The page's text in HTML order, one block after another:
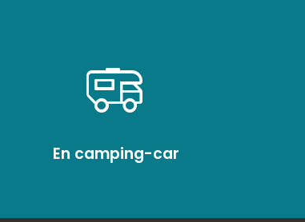
En camping-car